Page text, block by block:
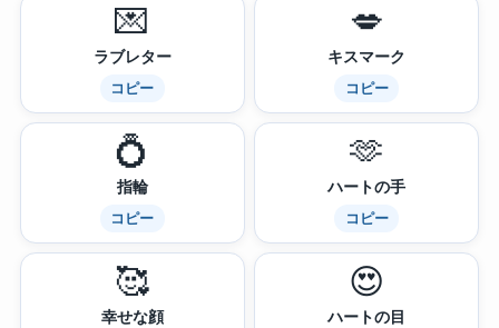
💌
ラブレター
コピー
💋
キスマーク
コピー
💍
指輪
コピー
🫶
ハートの手
コピー
🥰
幸せな顔
😍
ハートの目